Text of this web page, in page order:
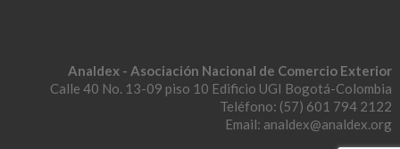
Analdex - Asociación Nacional de Comercio Exterior
Calle 40 No. 13-09 piso 10 Edificio UGI Bogotá-Colombia
Teléfono: (57) 601 794 2122
Email: analdex@analdex.org